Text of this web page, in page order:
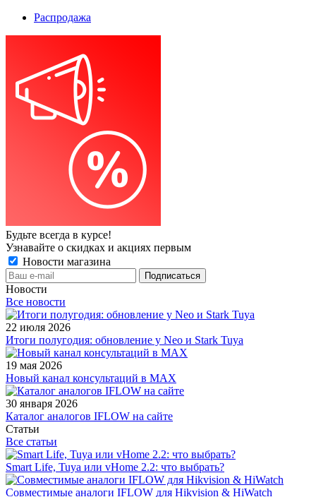
Распродажа
Будьте всегда в курсе!
Узнавайте о скидках и акциях первым
Новости магазина
Новости
Все новости
22 июля 2026
Итоги полугодия: обновление у Neo и Stark Tuya
19 мая 2026
Новый канал консультаций в MAX
30 января 2026
Каталог аналогов IFLOW на сайте
Статьи
Все статьи
Smart Life, Tuya или vHome 2.2: что выбрать?
Совместимые аналоги IFLOW для Hikvision & HiWatch